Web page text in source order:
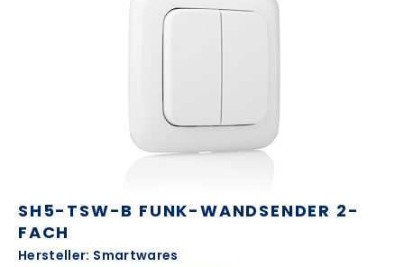
SH5-TSW-B FUNK-WANDSENDER 2-
FACH
Hersteller: Smartwares